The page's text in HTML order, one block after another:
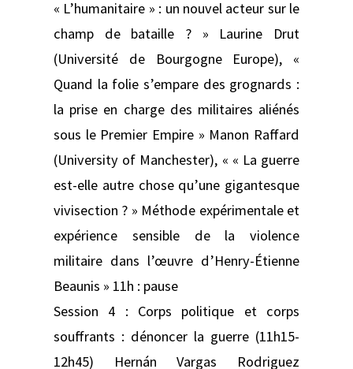
« L’humanitaire » : un nouvel acteur sur le
champ de bataille ? » Laurine Drut
(Université de Bourgogne Europe), «
Quand la folie s’empare des grognards :
la prise en charge des militaires aliénés
sous le Premier Empire » Manon Raffard
(University of Manchester), « « La guerre
est-elle autre chose qu’une gigantesque
vivisection ? » Méthode expérimentale et
expérience sensible de la violence
militaire dans l’œuvre d’Henry-Étienne
Beaunis » 11h : pause
Session 4 : Corps politique et corps
souffrants : dénoncer la guerre (11h15-
12h45) Hernán Vargas Rodriguez